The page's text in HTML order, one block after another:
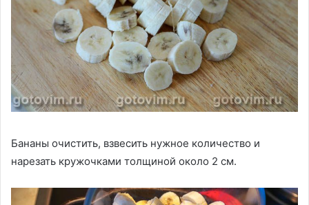
Бананы очистить, взвесить нужное количество и
нарезать кружочками толщиной около 2 см.